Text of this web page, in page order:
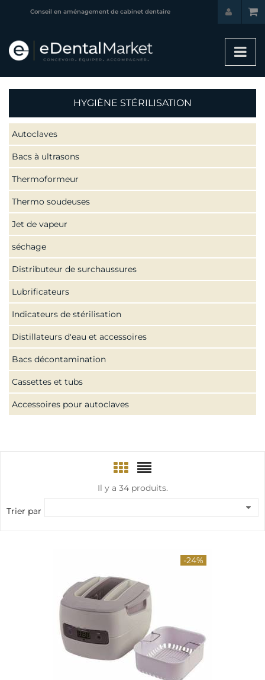
Conseil en aménagement de cabinet dentaire
HYGIÈNE STÉRILISATION
Autoclaves
Bacs à ultrasons
Thermoformeur
Thermo soudeuses
Jet de vapeur
séchage
Distributeur de surchaussures
Lubrificateurs
Indicateurs de stérilisation
Distillateurs d'eau et accessoires
Bacs décontamination
Cassettes et tubs
Accessoires pour autoclaves
Il y a 34 produits.
Trier par
-24%